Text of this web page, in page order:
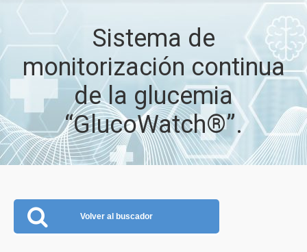
Sistema de
monitorización continua
de la glucemia
“GlucoWatch®”.
Volver al buscador